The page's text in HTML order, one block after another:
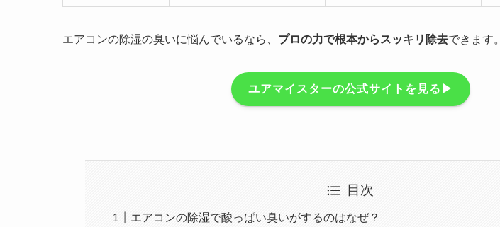
エアコンの除湿の臭いに悩んでいるなら、 プロの力で根本からスッキリ除去できます。
ユアマイスターの公式サイトを見る▶︎
目次
エアコンの除湿で酸っぱい臭いがするのはなぜ？